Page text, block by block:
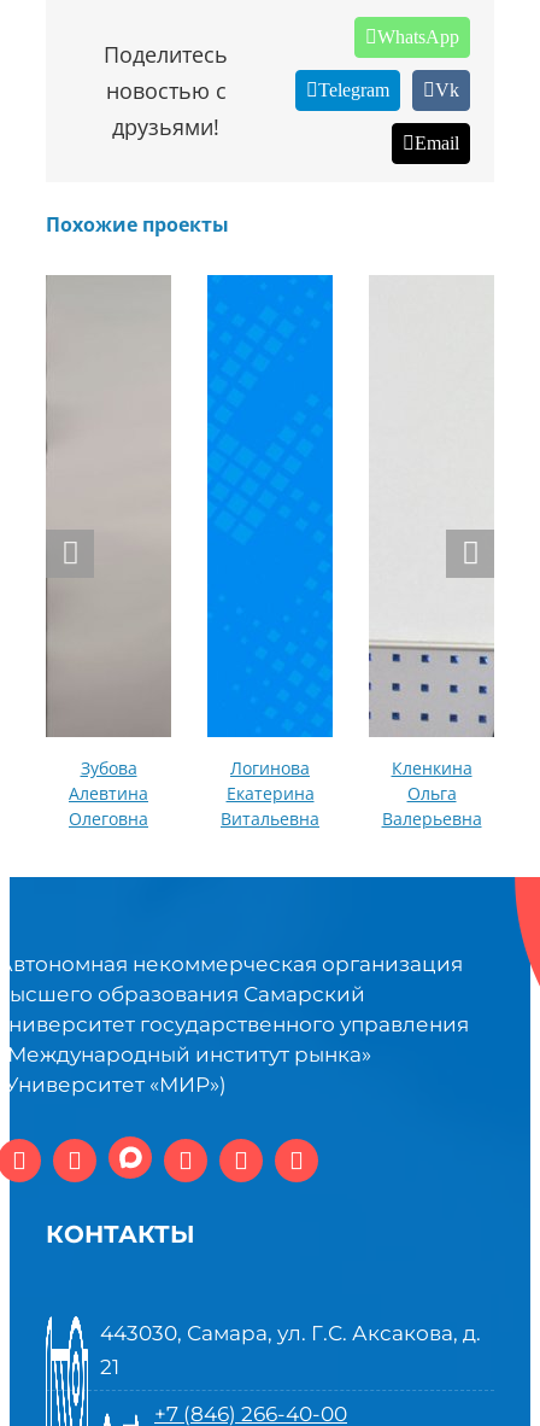
Поделитесь
новостью с
друзьями!
WhatsApp
Telegram Vk
Email
Похожие проекты
Зубова
Алевтина
Олеговна
Логинова
Екатерина
Витальевна
Кленкина
Ольга
Валерьевна
некоммерческая организация
образования Самарский
государственного управления
институт рынка»
«МИР»)
КОНТАКТЫ
443030, Самара, ул. Г.С. Аксакова, д.
21
+7 (846) 266-40-00